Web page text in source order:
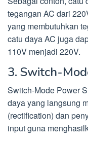
tegangan AC dari
yang membutuhkan
catu daya AC juga
110V menjadi 220V.
3. Switch-
Switch-Mode Power
daya yang langsung
(rectification) dan
input guna